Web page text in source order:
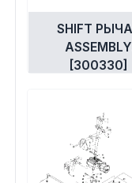
SHIFT
ASSEMBLY
[300330]